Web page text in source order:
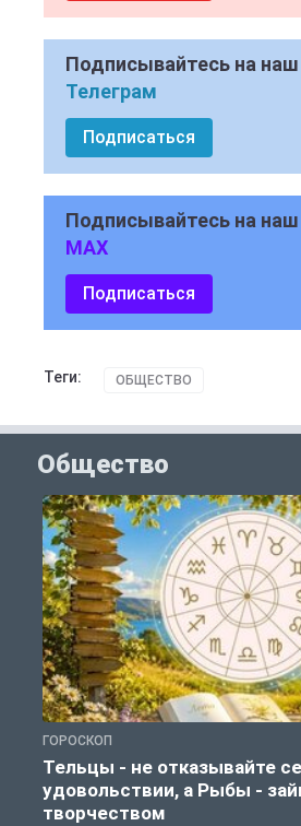
Подписывайтесь на наш
Телеграм
Подписаться
Подписывайтесь на наш
MAX
Подписаться
Теги: ОБЩЕСТВО
Общество
ГОРОСКОП
Тельцы - не отказывайте
удовольствии, а Рыбы -
творчеством